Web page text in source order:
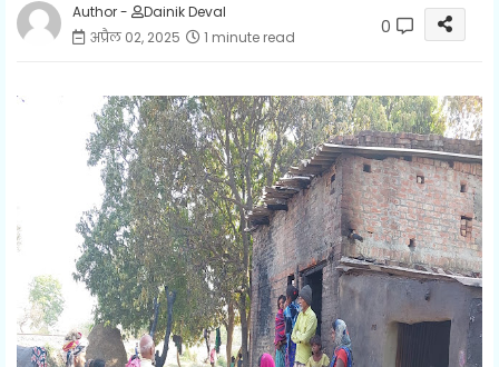
Author -
Dainik Deval
अप्रैल 02, 2025
1 minute read 0